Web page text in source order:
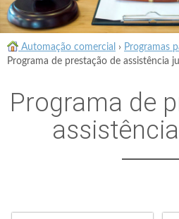
Automação comercial › Programas
Programa de prestação de assistência
Programa de